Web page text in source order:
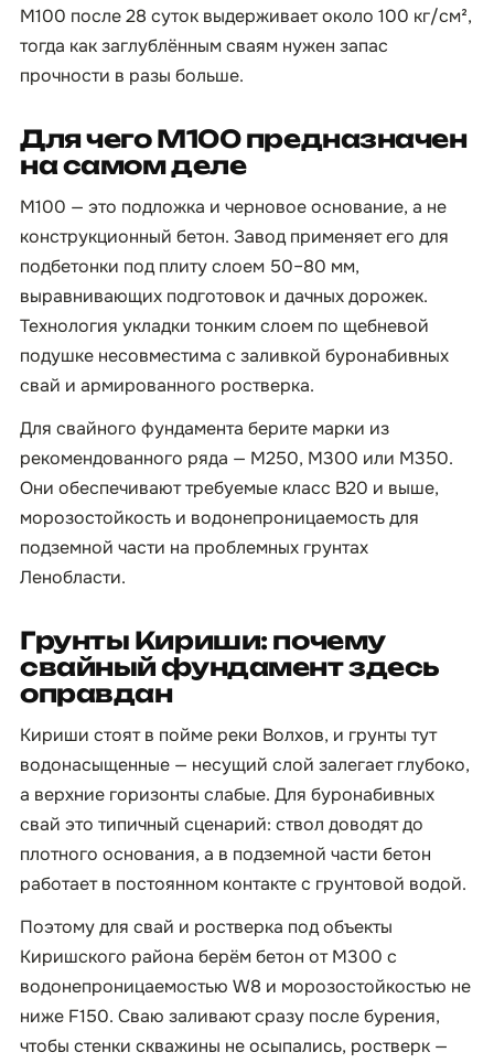
М100 после 28 суток выдерживает около 100 кг/см²,
тогда как заглублённым сваям нужен запас
прочности в разы больше.
Для чего М100 предназначен
на самом деле
М100 — это подложка и черновое основание, а не
конструкционный бетон. Завод применяет его для
подбетонки под плиту слоем 50–80 мм,
выравнивающих подготовок и дачных дорожек.
Технология укладки тонким слоем по щебневой
подушке несовместима с заливкой буронабивных
свай и армированного ростверка.
Для свайного фундамента берите марки из
рекомендованного ряда — М250, М300 или М350.
Они обеспечивают требуемые класс B20 и выше,
морозостойкость и водонепроницаемость для
подземной части на проблемных грунтах
Ленобласти.
Грунты Кириши: почему
свайный фундамент здесь
оправдан
Кириши стоят в пойме реки Волхов, и грунты тут
водонасыщенные — несущий слой залегает глубоко,
а верхние горизонты слабые. Для буронабивных
свай это типичный сценарий: ствол доводят до
плотного основания, а в подземной части бетон
работает в постоянном контакте с грунтовой водой.
Поэтому для свай и ростверка под объекты
Киришского района берём бетон от М300 с
водонепроницаемостью W8 и морозостойкостью не
ниже F150. Сваю заливают сразу после бурения,
чтобы стенки скважины не осыпались, ростверк —